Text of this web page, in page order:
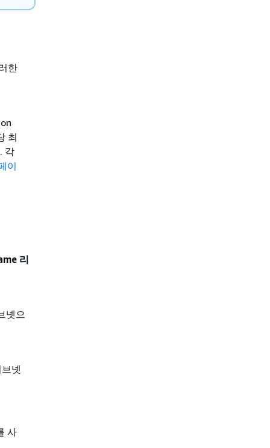
한
최
각
이
리
넷으
넷
사